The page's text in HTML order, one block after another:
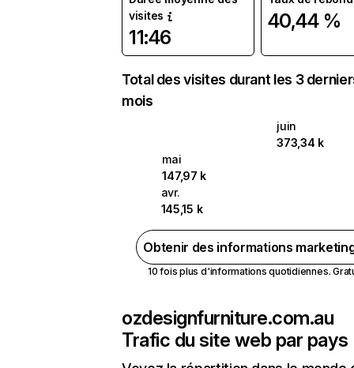
visites
11:46
40,44 %
Total des visites durant les 3
mois
juin
373,34 k
mai
147,97 k
avr.
145,15 k
Obtenir des informations
10 fois plus d'informations quotidiennes.
ozdesignfurniture.com.au
Trafic du site web par pays